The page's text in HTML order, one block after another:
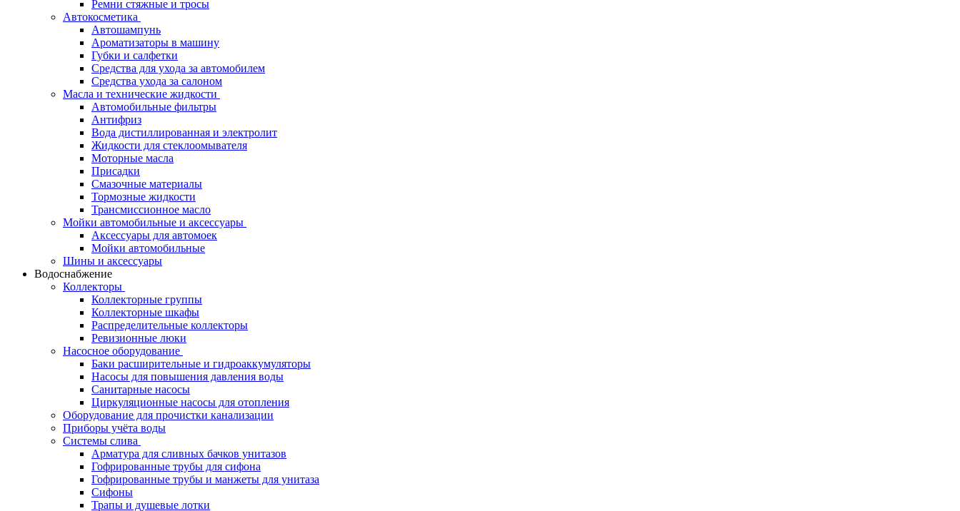
Ремни стяжные и тросы
Автокосметика
Автошампунь
Ароматизаторы в машину
Губки и салфетки
Средства для ухода за автомобилем
Средства ухода за салоном
Масла и технические жидкости
Автомобильные фильтры
Антифриз
Вода дистиллированная и электролит
Жидкости для стеклоомывателя
Моторные масла
Присадки
Смазочные материалы
Тормозные жидкости
Трансмиссионное масло
Мойки автомобильные и аксессуары
Аксессуары для автомоек
Мойки автомобильные
Шины и аксессуары
Водоснабжение
Коллекторы
Коллекторные группы
Коллекторные шкафы
Распределительные коллекторы
Ревизионные люки
Насосное оборудование
Баки расширительные и гидроаккумуляторы
Насосы для повышения давления воды
Санитарные насосы
Циркуляционные насосы для отопления
Оборудование для прочистки канализации
Приборы учёта воды
Системы слива
Арматура для сливных бачков унитазов
Гофрированные трубы для сифона
Гофрированные трубы и манжеты для унитаза
Сифоны
Трапы и душевые лотки